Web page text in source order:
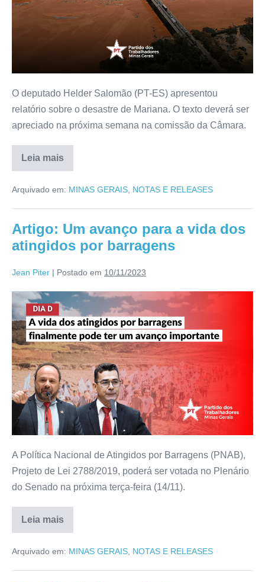
O deputado Helder Salomão (PT-ES) apresentou
relatório sobre o desastre de Mariana. O texto deverá ser
apreciado na próxima semana na comissão da Câmara.
Leia mais
Arquivado em: MINAS GERAIS, NOTAS E RELEASES
Artigo: Um avanço para a vida dos
atingidos por barragens
Jean Piter | Postado em 10/11/2023
A Política Nacional de Atingidos por Barragens (PNAB),
Projeto de Lei 2788/2019, poderá ser votada no Plenário
do Senado na próxima terça-feira (14/11).
Leia mais
Arquivado em: MINAS GERAIS NOTAS E RELEASES